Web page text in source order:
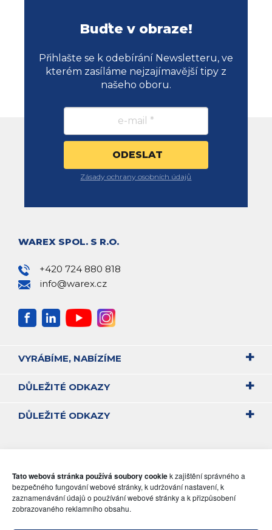
Tato webová stránka používá soubory cookiek zajištění správného a
bezpečného fungování webové stránky, k udržování nastavení, k
zaznamenávání údajů o používání webové stránky a k přizpůsobení
zobrazovaného reklamního obsahu.
Buďte v obraze!
Přihlašte se k odebírání Newsletteru, ve
kterém zasíláme nejzajímavější tipy z
našeho oboru.
Zásady ochrany osobních údajů
WAREX SPOL. S R.O.
+420 724 880 818
info@warex.cz
VYRÁBÍME, NABÍZÍME
DŮLEŽITÉ ODKAZY
DŮLEŽITÉ ODKAZY